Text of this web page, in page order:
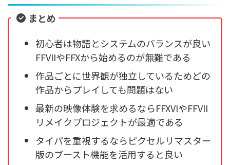
まとめ
初心者は物語とシステムのバランスが良い
FFVIIやFFXから始めるのが無難である
作品ごとに世界観が独立しているためどの
作品からプレイしても問題はない
最新の映像体験を求めるならFFXVIやFFVII
リメイクプロジェクトが最適である
タイパを重視するならピクセルリマスター
版のブースト機能を活用すると良い